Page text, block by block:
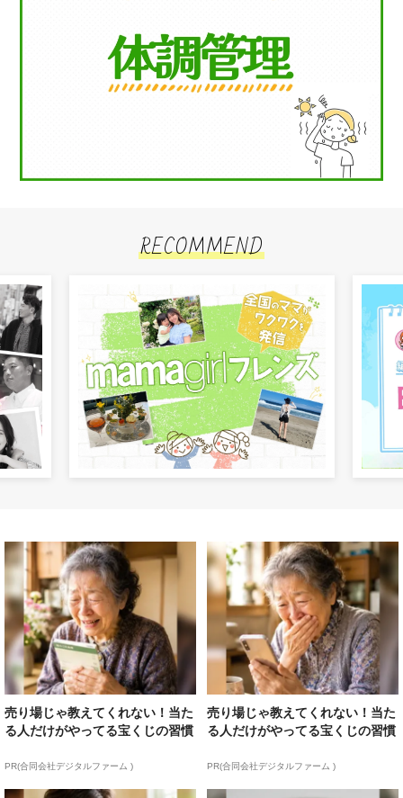
RECOMMEND
売り場じゃ教えてくれない！当た
る人だけがやってる宝くじの習慣
PR(合同会社デジタルファーム )
売り場じゃ教えてくれない！当た
る人だけがやってる宝くじの習慣
PR(合同会社デジタルファーム )